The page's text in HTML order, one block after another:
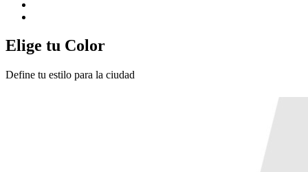
Elige tu Color
Define tu estilo para la ciudad